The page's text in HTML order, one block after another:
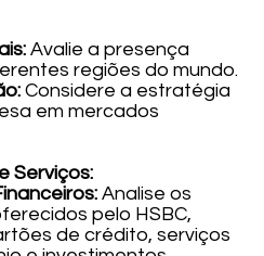
Avalie a presença
regiões do mundo.
Considere a estratégia
em mercados
Serviços:
Analise os
pelo HSBC,
de crédito, serviços